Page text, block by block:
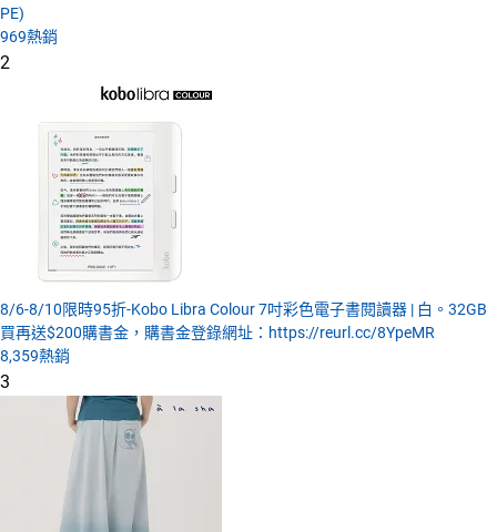
PE)
969熱銷
2
8/6-8/10限時95折-Kobo Libra Colour 7吋彩色電子書閱讀器 | 白。32GB
買再送$200購書金，購書金登錄網址：https://reurl.cc/8YpeMR
8,359熱銷
3